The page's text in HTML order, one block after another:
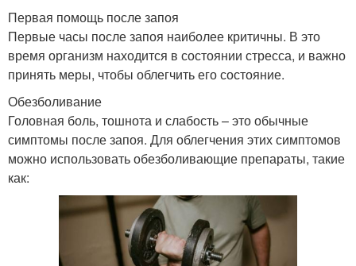
Первая помощь после запоя
Первые часы после запоя наиболее критичны. В это
время организм находится в состоянии стресса, и важно
принять меры, чтобы облегчить его состояние.
Обезболивание
Головная боль, тошнота и слабость – это обычные
симптомы после запоя. Для облегчения этих симптомов
можно использовать обезболивающие препараты, такие
как: